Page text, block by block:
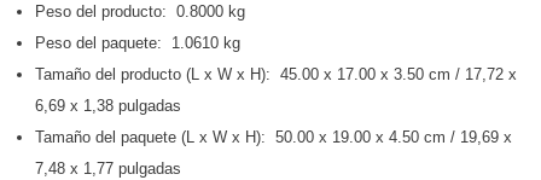
Peso del producto: 0.8000 kg
Peso del paquete: 1.0610 kg
Tamaño del producto (L x W x H): 45.00 x 17.00 x 3.50 cm / 17,72 x
6,69 x 1,38 pulgadas
Tamaño del paquete (L x W x H): 50.00 x 19.00 x 4.50 cm / 19,69 x
7,48 x 1,77 pulgadas